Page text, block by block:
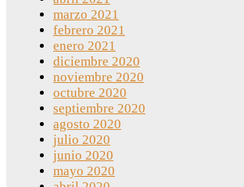
marzo 2021
febrero 2021
enero 2021
diciembre 2020
noviembre 2020
octubre 2020
septiembre 2020
agosto 2020
julio 2020
junio 2020
mayo 2020